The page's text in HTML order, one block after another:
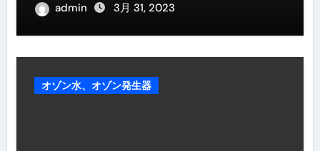
admin 3月 31, 2023
オゾン水、オゾン発生器